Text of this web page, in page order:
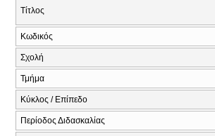
Τίτλος
Κωδικός
Σχολή
Τμήμα
Κύκλος / Επίπεδο
Περίοδος Διδασκαλίας